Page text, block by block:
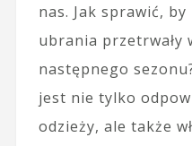
nas. Jak sprawić,
ubrania przetrwały
następnego
jest nie tylko
odzieży, ale także